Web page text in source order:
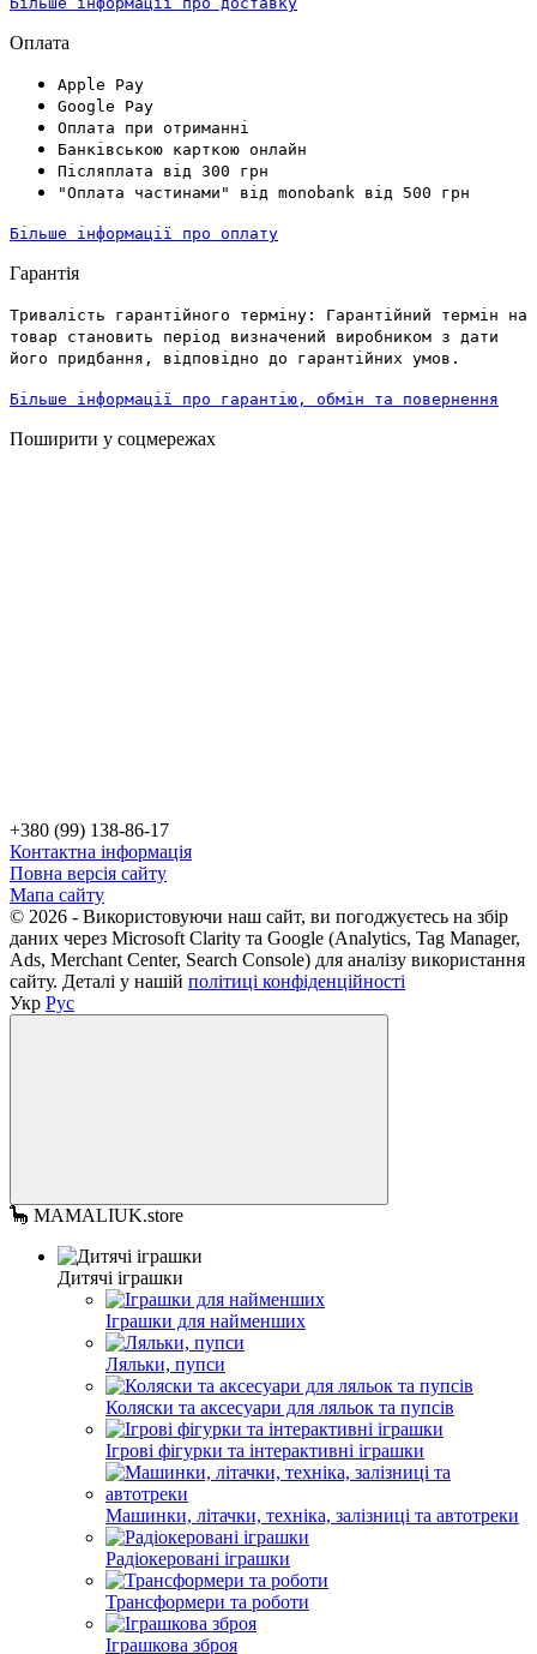
Оплата
Apple Pay
Google Pay
Оплата при отриманні
Банківською карткою онлайн
Післяплата від 300 грн
"Оплата частинами" від monobank від 500 грн
Більше інформації про оплату
Гарантія
Тривалість гарантійного терміну: Гарантійний термін на
товар становить період визначений виробником з дати
його придбання, відповідно до гарантійних умов.
Більше інформації про гарантію, обмін та повернення
Поширити у соцмережах
+380 (99) 138-86-17
Контактна інформація
Повна версія сайту
Мапа сайту
© 2026 - Використовуючи наш сайт, ви погоджуєтесь на збір
даних через Microsoft Clarity та Google (Analytics, Tag Manager,
Ads, Merchant Center, Search Console) для аналізу використання
сайту. Деталі у нашій політиці конфіденційності
Укр Рус
🦕 MAMALIUK.store
Дитячі іграшки
Іграшки для найменших
Ляльки, пупси
Коляски та аксесуари для ляльок та пупсів
Ігрові фігурки та інтерактивні іграшки
Машинки, літачки, техніка, залізниці та автотреки
Радіокеровані іграшки
Трансформери та роботи
Іграшкова зброя